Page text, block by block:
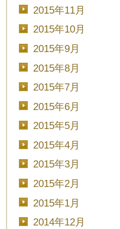
2015年11月
2015年10月
2015年9月
2015年8月
2015年7月
2015年6月
2015年5月
2015年4月
2015年3月
2015年2月
2015年1月
2014年12月